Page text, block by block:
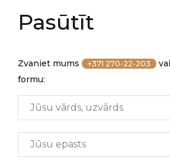
Pasūtīt
Zvaniet mums +371 270-22-203
formu: